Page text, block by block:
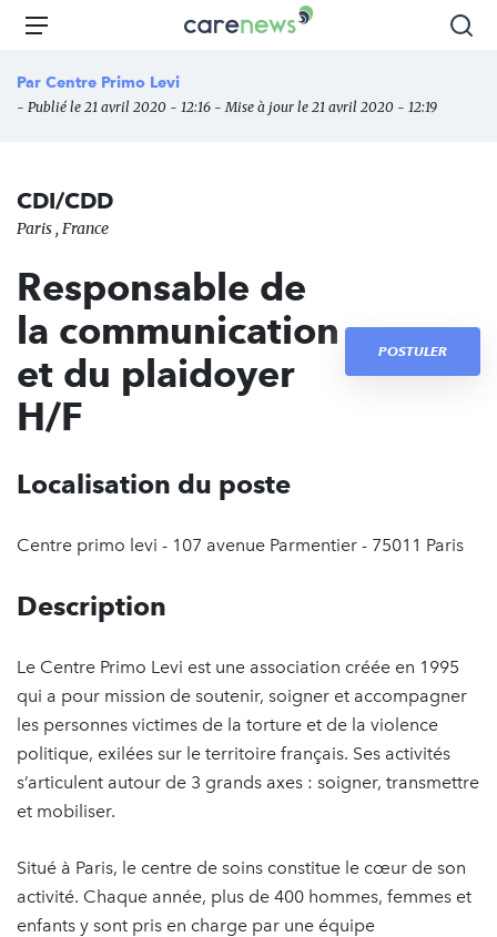
Aller
principal
Carenews,
des
Menu
Par Centre Primo Levi
- Publié le 21 avril 2020 - 12:16 - Mise à jour le 21 avril 2020 - 12:19
CDI/CDD
Paris , France
Responsable de
la communication
et du plaidoyer
H/F
POSTULER
Localisation du poste
Centre primo levi - 107 avenue Parmentier - 75011 Paris
Description
Le Centre Primo Levi est une association créée en 1995
qui a pour mission de soutenir, soigner et accompagner
les personnes victimes de la torture et de la violence
politique, exilées sur le territoire français. Ses activités
s’articulent autour de 3 grands axes : soigner, transmettre
et mobiliser.
Situé à Paris, le centre de soins constitue le cœur de son
activité. Chaque année, plus de 400 hommes, femmes et
enfants y sont pris en charge par une équipe